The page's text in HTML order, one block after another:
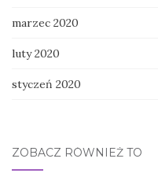
marzec 2020
luty 2020
styczeń 2020
ZOBACZ RÓWNIEŻ TO